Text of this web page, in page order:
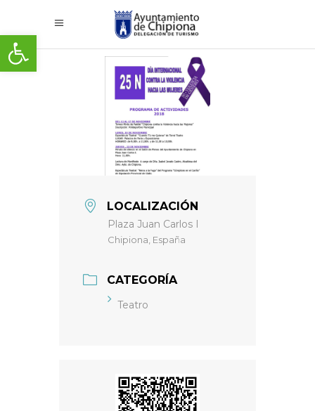
Abrir barra de herramientas
LOCALIZACIÓN
Plaza Juan Carlos I
Chipiona, España
CATEGORÍA
Teatro